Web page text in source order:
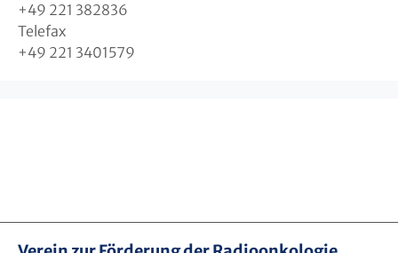
+49 221 382836
Telefax
+49 221 3401579